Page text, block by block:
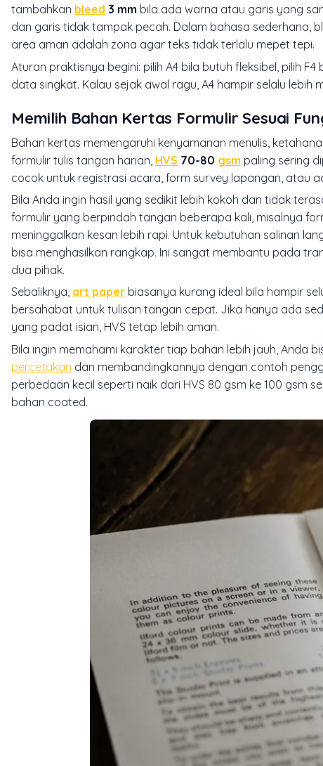
tambahkan bleed 3 mm bila ada warna atau garis yang
dan garis tidak tampak pecah. Dalam bahasa sederhana,
area aman adalah zona agar teks tidak terlalu mepet tepi.
Aturan praktisnya begini: pilih A4 bila butuh fleksibel, pilih
data singkat. Kalau sejak awal ragu, A4 hampir selalu
Memilih Bahan Kertas Formulir Sesuai
Bahan kertas memengaruhi kenyamanan menulis,
formulir tulis tangan harian, HVS 70-80 gsm paling sering
cocok untuk registrasi acara, form survey lapangan, atau
Bila Anda ingin hasil yang sedikit lebih kokoh dan tidak
formulir yang berpindah tangan beberapa kali, misalnya
meninggalkan kesan lebih rapi. Untuk kebutuhan salinan
bisa menghasilkan rangkap. Ini sangat membantu pada
dua pihak.
Sebaliknya, art paper biasanya kurang ideal bila hampir
bersahabat untuk tulisan tangan cepat. Jika hanya ada
yang padat isian, HVS tetap lebih aman.
Bila ingin memahami karakter tiap bahan lebih jauh, Anda
percetakan dan membandingkannya dengan contoh
perbedaan kecil seperti naik dari HVS 80 gsm ke 100 gsm
bahan coated.